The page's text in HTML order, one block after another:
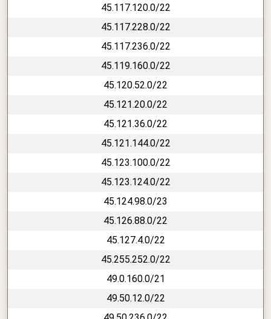
45.117.120.0/22
45.117.228.0/22
45.117.236.0/22
45.119.160.0/22
45.120.52.0/22
45.121.20.0/22
45.121.36.0/22
45.121.144.0/22
45.123.100.0/22
45.123.124.0/22
45.124.98.0/23
45.126.88.0/22
45.127.4.0/22
45.255.252.0/22
49.0.160.0/21
49.50.12.0/22